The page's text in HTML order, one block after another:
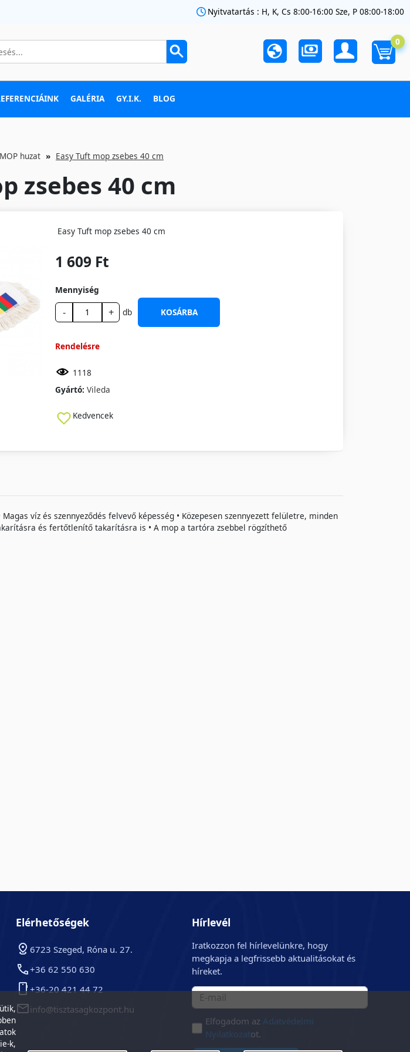
Nyitvatartás : H, K, Cs 8:00-16:00 Sze, P 08:00-18:00
0
GALÉRIA GY.I.K. BLOG
MOP huzat Easy Tuft mop zsebes 40 cm
zsebes 40 cm
Easy Tuft mop zsebes 40 cm
1 609 Ft
Mennyiség
- + db KOSÁRBA
Rendelésre
1118
Gyártó: Vileda
Kedvencek
víz és szennyeződés felvevő képesség • Közepesen szennyezett felületre, minden
és fertőtlenítő takarításra is • A mop a tartóra zsebbel rögzíthető
Elérhetőségek
6723 Szeged, Róna u. 27.
+36 62 550 630
+36-20 421 44 72
info@tisztasagkozpont.hu
Hírlevél
Iratkozzon fel hírlevelünkre, hogy
megkapja a legfrissebb aktualitásokat és
híreket.
Elfogadom az Adatvédelmi
Nyilatkozatot.
k,